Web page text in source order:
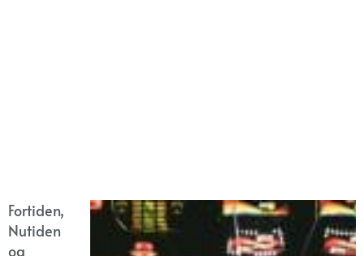
Fortiden,
Nutiden
og